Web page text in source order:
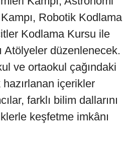
Robotik Kodlama
Kodlama Kursu ile
Atölyeler düzenlenecek.
ve ortaokul çağındaki
içerikler
farklı bilim dallarını
keşfetme imkânı